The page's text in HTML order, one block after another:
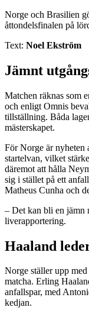
Norge och Brasilien
åttondelsfinalen på
Text: Noel Ekström
Jämnt
Matchen räknas som
och enligt Omnis
tillställning. Båda
mästerskapet.
För Norge är nyheten
startelvan, vilket
däremot att hålla
sig i stället på ett
Matheus Cunha och
– Det kan bli en jämn
liverapportering.
Haaland
Norge ställer upp
matcha. Erling
anfallspar, med
kedjan.